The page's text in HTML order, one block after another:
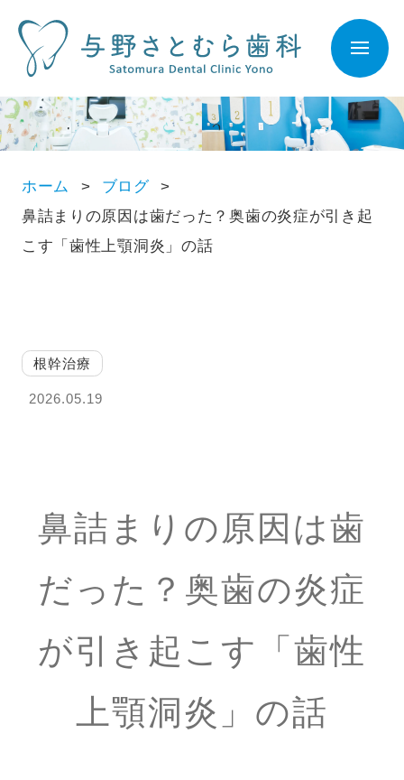
ホーム
ブログ
鼻詰まりの原因は歯だった？奥歯の炎症が引き起
こす「歯性上顎洞炎」の話
根幹治療
2026.05.19
鼻詰まりの原因は歯
だった？奥歯の炎症
が引き起こす「歯性
上顎洞炎」の話